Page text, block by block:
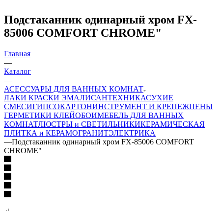
Подстаканник одинарный хром FX-
85006 COMFORT CHROME"
Главная
—
Каталог
—
АСЕССУАРЫ ДЛЯ ВАННЫХ КОМНАТ
ЛАКИ КРАСКИ ЭМАЛИСАНТЕХНИКАСУХИЕ
СМЕСИГИПСОКАРТОНИНСТРУМЕНТ И КРЕПЕЖПЕНЫ
ГЕРМЕТИКИ КЛЕЙОБОИМЕБЕЛЬ ДЛЯ ВАННЫХ
КОМНАТЛЮСТРЫ и СВЕТИЛЬНИКИКЕРАМИЧЕСКАЯ
ПЛИТКА и КЕРАМОГРАНИТЭЛЕКТРИКА
—Подстаканник одинарный хром FX-85006 COMFORT
CHROME"